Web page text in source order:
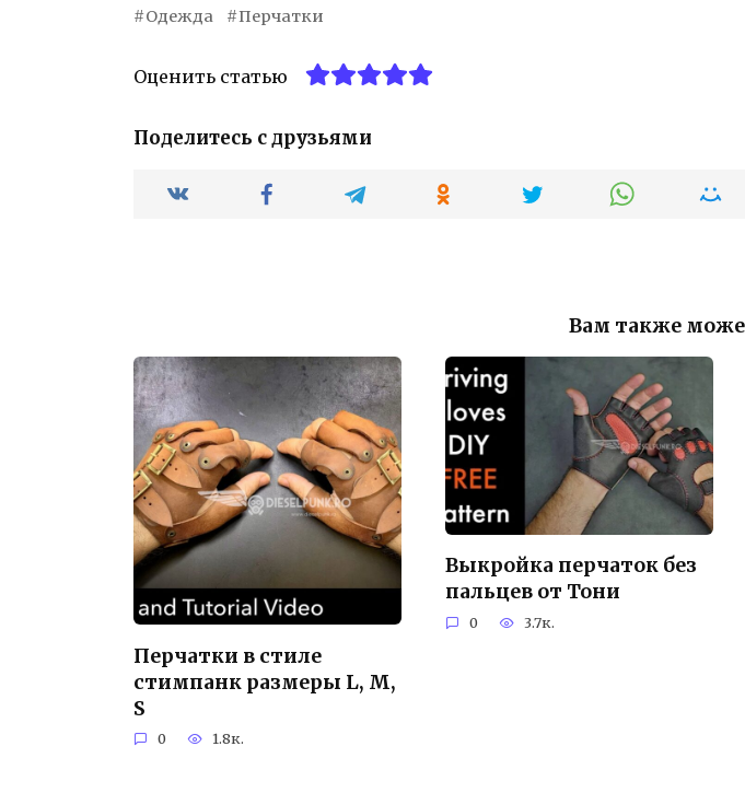
Одежда Перчатки
Оценить статью
Поделитесь с друзьями
Вам также
Перчатки в стиле
стимпанк размеры L, M,
S
0 1.8к.
Выкройка перчаток без
пальцев от Тони
0 3.7к.